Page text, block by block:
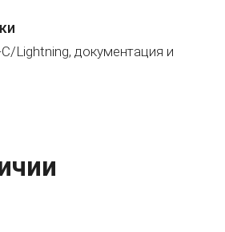
Lightning, документация и